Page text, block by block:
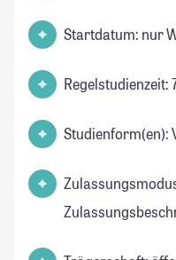
Startdatum: nur
Regelstudienzeit:
Studienform(en):